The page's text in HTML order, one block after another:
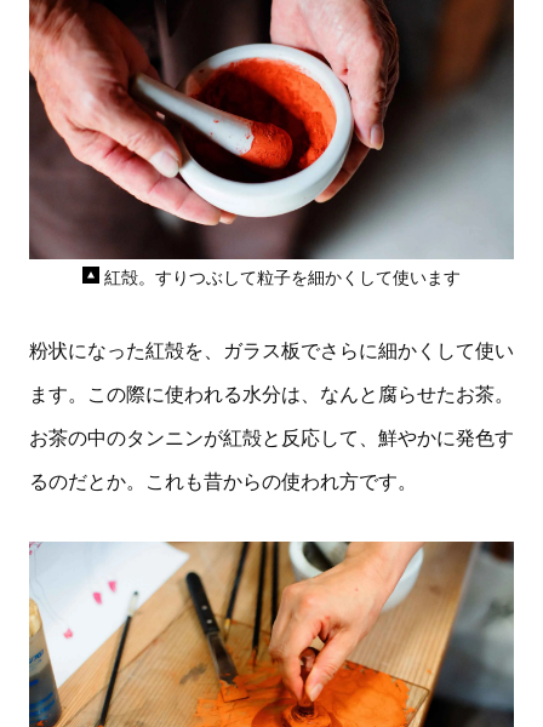
紅殻。すりつぶして粒子を細かくして使います
粉状になった紅殻を、ガラス板でさらに細かくして使い
ます。この際に使われる水分は、なんと腐らせたお茶。
お茶の中のタンニンが紅殻と反応して、鮮やかに発色す
るのだとか。これも昔からの使われ方です。